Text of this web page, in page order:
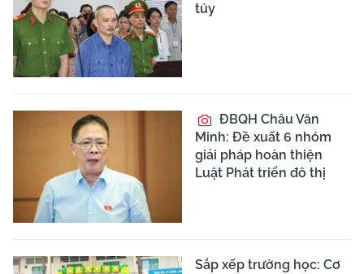
túy
ĐBQH Châu Văn
Minh: Đề xuất 6 nhóm
giải pháp hoàn thiện
Luật Phát triển đô thị
Sắp xếp trường học: Cơ